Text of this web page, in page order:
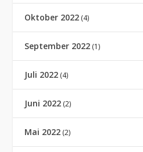
Oktober 2022 (4)
September 2022 (1)
Juli 2022 (4)
Juni 2022 (2)
Mai 2022 (2)